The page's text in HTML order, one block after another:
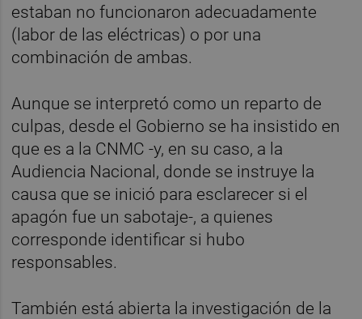
estaban no funcionaron adecuadamente
(labor de las eléctricas) o por una
combinación de ambas.
Aunque se interpretó como un reparto de
culpas, desde el Gobierno se ha insistido en
que es a la CNMC -y, en su caso, a la
Audiencia Nacional, donde se instruye la
causa que se inició para esclarecer si el
apagón fue un sabotaje-, a quienes
corresponde identificar si hubo
responsables.
También está abierta la investigación de la